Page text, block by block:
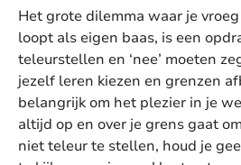
Het grote dilemma waar je
loopt als eigen baas, is een
teleurstellen en ‘nee’ moeten
jezelf leren kiezen en grenzen
belangrijk om het plezier in je
altijd op en over je grens gaat
niet teleur te stellen, houd je